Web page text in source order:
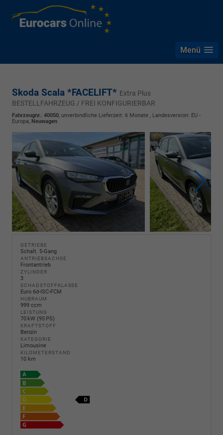
Menü
Skoda Scala *FACELIFT* Extra Plus
BESTELLFAHRZEUG / FREI KONFIGURIERBAR
Fahrzeugnr.: 40050, unverbindliche Lieferzeit: 6 Monate , Landesversion: EU -
Europa, Neuwagen
GETRIEBE
Schalt. 5-Gang
ANTRIEBSACHSE
Frontantrieb
ZYLINDER
3
SCHADSTOFFKLASSE
Euro 6d-ISC-FCM
HUBRAUM
999 ccm
LEISTUNG
70 kW (95 PS)
KRAFTSTOFF
Benzin
KATEGORIE
Limousine
KILOMETERSTAND
10 km